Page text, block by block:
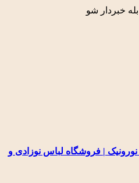
خبردار شو
نورونیک | فروشگاه لباس نوزادی و